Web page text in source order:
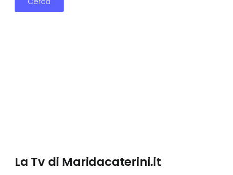
La Tv di Maridacaterini.it